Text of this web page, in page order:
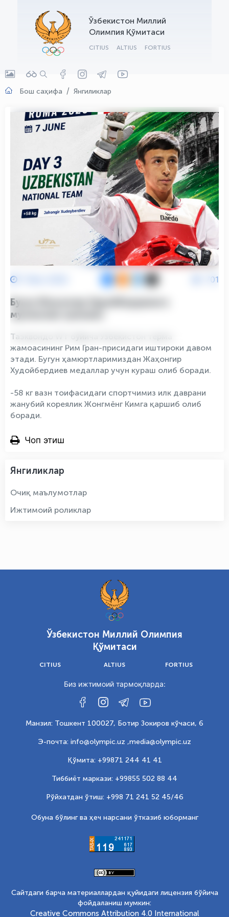
Ўзбекистон Миллий
Олимпия Қўмитаси
CITIUS ALTIUS FORTIUS
Бош саҳифа Янгиликлар
701
Бугун Жаҳонгир Худойбердиевга
мухлислик қиламиз
Таэквондо WТ бўйича Ўзбекистон терма
жамоасининг Рим Гран-присидаги иштироки давом
этади. Бугун ҳамюртларимиздан Жаҳонгир
Худойбердиев медаллар учун кураш олиб боради.
-58 кг вазн тоифасидаги спортчимиз илк даврани
жанубий кореялик Жонгмёнг Кимга қаршиб олиб
боради.
Чоп этиш
Янгиликлар
Очиқ маълумотлар
Ижтимоий роликлар
Ўзбекистон Миллий Олимпия
Қўмитаси
CITIUS ALTIUS FORTIUS
Биз ижтимоий тармоқларда:
Манзил: Тошкент 100027, Ботир Зокиров кўчаси, 6
Э-почта: info@olympic.uz ,media@olympic.uz
Қўмита: +99871 244 41 41
Тиббиёт маркази: +99855 502 88 44
Рўйхатдан ўтиш: +998 71 241 52 45/46
Обуна бўлинг ва ҳеч нарсани ўтказиб юборманг
Сайтдаги барча материаллардан қуйидаги лицензия бўйича
фойдаланиш мумкин:
Creative Commons Attribution 4.0 International
OLYMPCHIK AI - yordamchi
Онлайн · olympic.uz